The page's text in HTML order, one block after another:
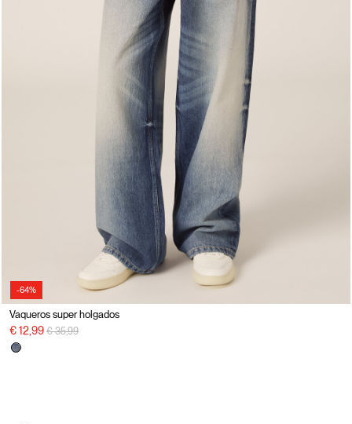
-64%
Vaqueros super holgados
€ 12,99 precio rebajado desde
€ 35,99a